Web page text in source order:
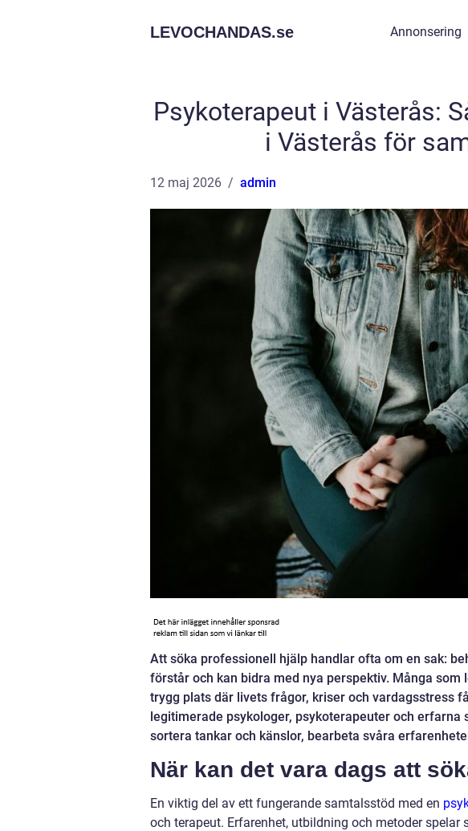
LEVOCHANDAS.se Annonsering
Psykoterapeut i Västerås:
i Västerås för
12 maj 2026 admin
Att söka professionell hjälp handlar ofta om en sak:
förstår och kan bidra med nya perspektiv. Många
trygg plats där livets frågor, kriser och vardagsstress
legitimerade psykologer, psykoterapeuter och
sortera tankar och känslor, bearbeta svåra
När kan det vara dags att
En viktig del av ett fungerande samtalsstöd med en
och terapeut. Erfarenhet, utbildning och metoder